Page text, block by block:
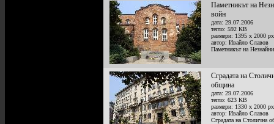
Паметникът на
войн
дата: 29.07.2006
тегло: 592 KB
размери: 1395 x 2000
автор: Ивайло Славов
Паметникът на
Сградата на
община
дата: 29.07.2006
тегло: 623 KB
размери: 1330 x 2000
автор: Ивайло Славов
Сградата на Столична